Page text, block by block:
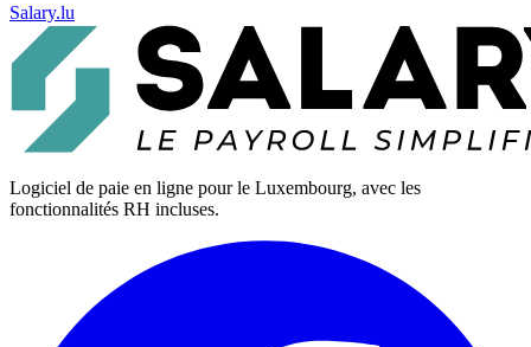
Salary.lu
Logiciel de paie en ligne pour le Luxembourg, avec les
fonctionnalités RH incluses.